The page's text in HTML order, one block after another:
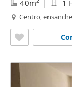
40m 1
Centro,